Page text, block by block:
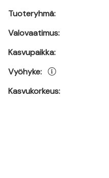
Tuoteryhmä:
Valovaatimus:
Kasvupaikka:
Vyöhyke:
Kasvukorkeus: